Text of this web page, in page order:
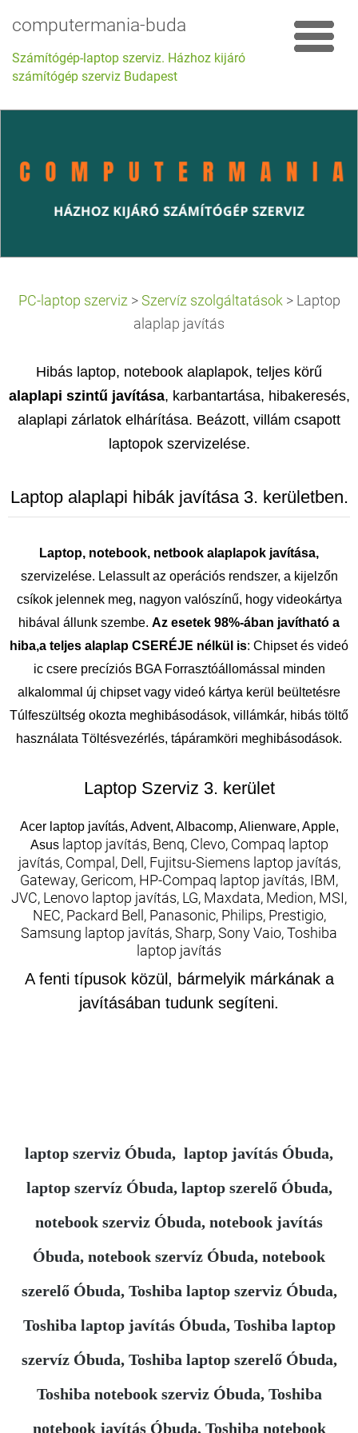
computermania-buda
Számítógép-laptop szerviz. Házhoz kijáró
számítógép szerviz Budapest
PC-laptop szerviz > Szervíz szolgáltatások > Laptop
alaplap javítás
Hibás laptop, notebook alaplapok, teljes körű
alaplapi szintű javítása, karbantartása, hibakeresés,
alaplapi zárlatok elhárítása. Beázott, villám csapott
laptopok szervizelése.
Laptop alaplapi hibák javítása 3. kerületben.
Laptop, notebook, netbook alaplapok javítása,
szervizelése. Lelassult az operációs rendszer, a kijelzőn
csíkok jelennek meg, nagyon valószínű, hogy videokártya
hibával állunk szembe. Az esetek 98%-ában javítható a
hiba,a teljes alaplap CSERÉJE nélkül is: Chipset és videó
ic csere precíziós BGA Forrasztóállomással minden
alkalommal új chipset vagy videó kártya kerül beültetésre
Túlfeszültség okozta meghibásodások, villámkár, hibás töltő
használata Töltésvezérlés, tápáramköri meghibásodások.
Laptop Szerviz 3. kerület
Acer laptop javítás, Advent, Albacomp, Alienware, Apple,
Asus laptop javítás, Benq, Clevo, Compaq laptop
javítás, Compal, Dell, Fujitsu-Siemens laptop javítás,
Gateway, Gericom, HP-Compaq laptop javítás, IBM,
JVC, Lenovo laptop javítás, LG, Maxdata, Medion, MSI,
NEC, Packard Bell, Panasonic, Philips, Prestigio,
Samsung laptop javítás, Sharp, Sony Vaio, Toshiba
laptop javítás
A fenti típusok közül, bármelyik márkának a
javításában tudunk segíteni.
laptop szerviz Óbuda, laptop javítás Óbuda,
laptop szervíz Óbuda, laptop szerelő Óbuda,
notebook szerviz Óbuda, notebook javítás
Óbuda, notebook szervíz Óbuda, notebook
szerelő Óbuda, Toshiba laptop szerviz Óbuda,
Toshiba laptop javítás Óbuda, Toshiba laptop
szervíz Óbuda, Toshiba laptop szerelő Óbuda,
Toshiba notebook szerviz Óbuda, Toshiba
notebook javítás Óbuda, Toshiba notebook